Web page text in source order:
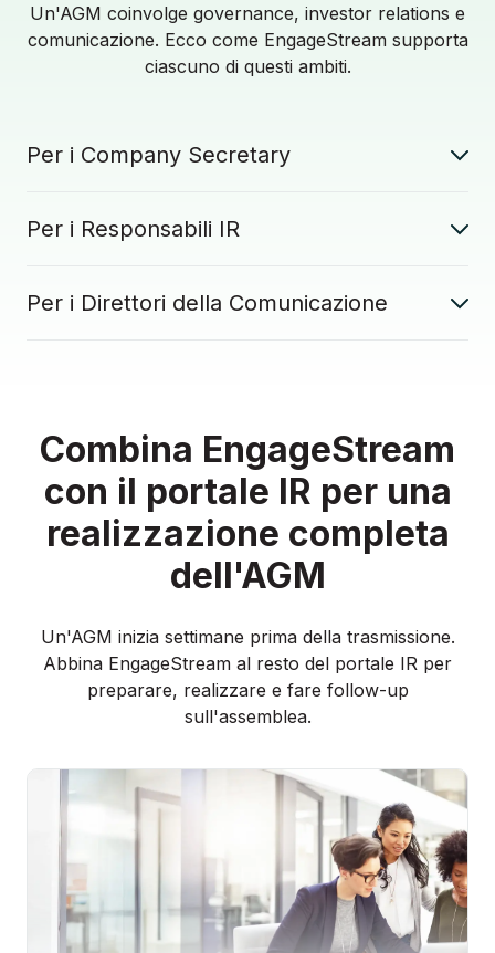
PIANIFICA UNA DEMO
Partnership
Accedi
Un'AGM coinvolge governance, investor relations e
comunicazione. Ecco come EngageStream supporta
ciascuno di questi ambiti.
Per i Company Secretary
Per i Responsabili IR
Per i Direttori della Comunicazione
Combina EngageStream
con il portale IR per una
realizzazione completa
dell'AGM
Un'AGM inizia settimane prima della trasmissione.
Abbina EngageStream al resto del portale IR per
preparare, realizzare e fare follow-up
sull'assemblea.